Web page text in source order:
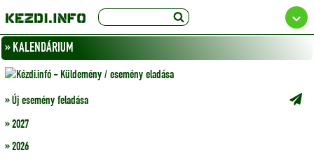
» KALENDÁRIUM
» Új esemény feladása
» 2027
» 2026